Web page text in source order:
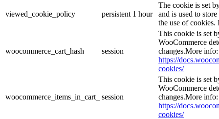
viewed_cookie_policy persistent 1 hour
The cookie is set
and is used to
the use of cookies.
woocommerce_cart_hash session
This cookie is set
WooCommerce
changes.More info:
https://
cookies/
woocommerce_items_in_cart_ session
This cookie is set
WooCommerce
changes.More info:
https://
cookies/